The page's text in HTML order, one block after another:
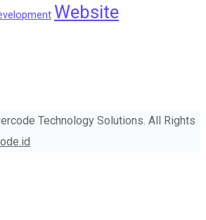
Website
Technology Solutions. All Rights